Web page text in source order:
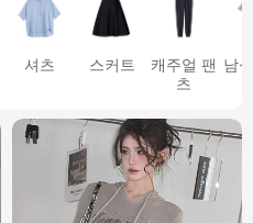
셔츠 스커트
캐주얼 팬
츠
남